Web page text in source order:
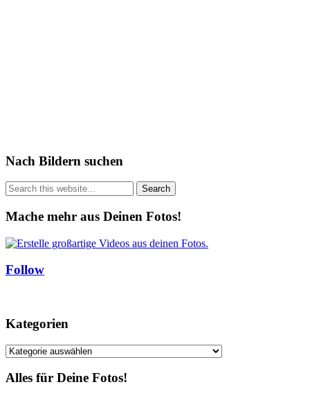
Nach Bildern suchen
Mache mehr aus Deinen Fotos!
Follow
Kategorien
Kategorien
Alles für Deine Fotos!